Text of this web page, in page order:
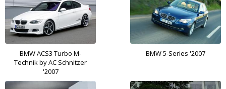
BMW ACS3 Turbo M-
Technik by AC Schnitzer
'2007
BMW 5-Series '2007